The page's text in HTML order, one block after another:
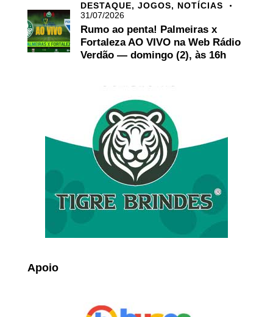
DESTAQUE, JOGOS, NOTÍCIAS
31/07/2026
Rumo ao penta! Palmeiras x
Fortaleza AO VIVO na Web Rádio
Verdão — domingo (2), às 16h
Apoio